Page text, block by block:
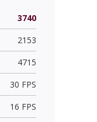
3740
2153
4715
30 FPS
16 FPS